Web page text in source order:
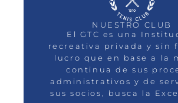
NUESTRO CLUB
El GTC es una
recreativa privada y sin
lucro que en base a la
continua de sus
administrativos y de
sus socios, busca la